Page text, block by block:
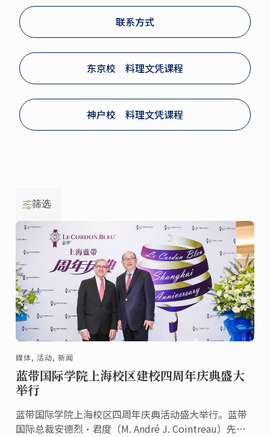
联系方式
东京校 料理文凭课程
神户校 料理文凭课程
筛选
媒体, 活动, 新闻
蓝带国际学院上海校区建校四周年庆典盛大
举行
蓝带国际学院上海校区四周年庆典活动盛大举行。蓝带
国际总裁安德烈·君度（M. André J. Cointreau）先生